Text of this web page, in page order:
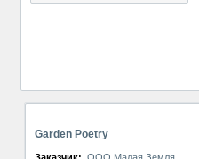
Garden Poetry